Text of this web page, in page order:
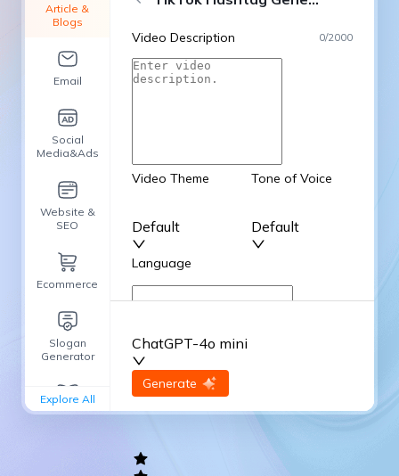
Article &
Blogs
Email
Social
Media&Ads
Website &
SEO
Ecommerce
Slogan
Generator
General
Explore All
Video Description 0/2000
Video Theme
Default
Tone of Voice
Default
Language
Advanced Options
ChatGPT-4o mini
Generate